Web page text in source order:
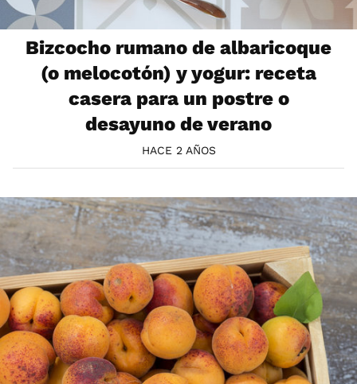
Bizcocho rumano de albaricoque
(o melocotón) y yogur: receta
casera para un postre o
desayuno de verano
HACE 2 AÑOS